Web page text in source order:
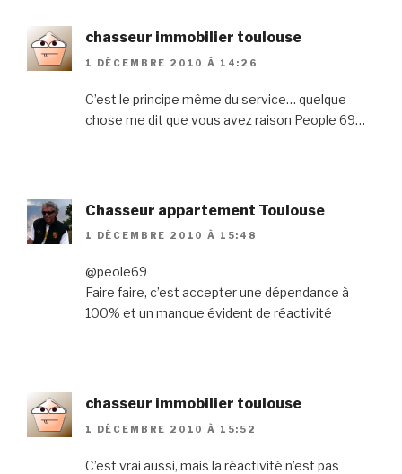
chasseur immobilier toulouse
1 DÉCEMBRE 2010 À 14:26
C’est le principe même du service… quelque
chose me dit que vous avez raison People 69…
Chasseur appartement Toulouse
1 DÉCEMBRE 2010 À 15:48
@peole69
Faire faire, c’est accepter une dépendance à
100% et un manque évident de réactivité
chasseur immobilier toulouse
1 DÉCEMBRE 2010 À 15:52
C’est vrai aussi, mais la réactivité n’est pas